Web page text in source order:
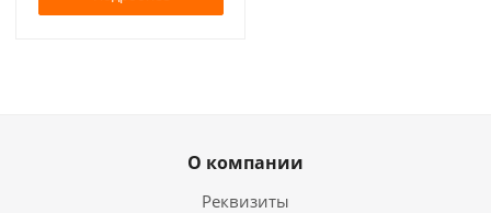
О компании
Реквизиты